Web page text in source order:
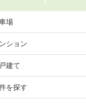
場
ション
建て
を探す